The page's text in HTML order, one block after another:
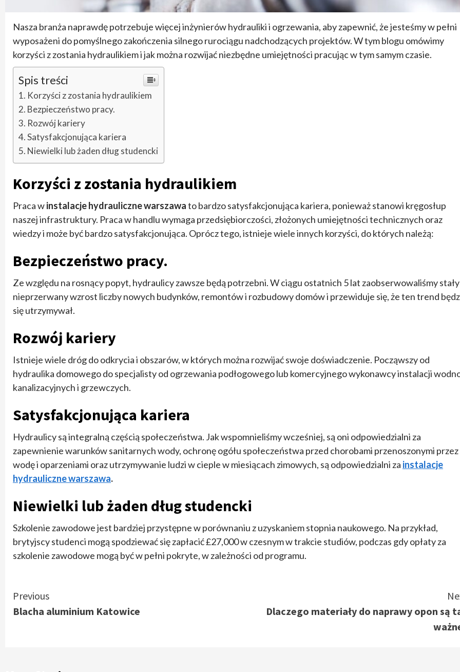
Nasza branża naprawdę potrzebuje więcej inżynierów hydrauliki i ogrzewania, aby zapewnić, że jesteśmy w pełni
wyposażeni do pomyślnego zakończenia silnego rurociągu nadchodzących projektów. W tym blogu omówimy
korzyści z zostania hydraulikiem i jak można rozwijać niezbędne umiejętności pracując w tym samym czasie.
Spis treści
Korzyści z zostania hydraulikiem
Bezpieczeństwo pracy.
Rozwój kariery
Satysfakcjonująca kariera
Niewielki lub żaden dług studencki
Korzyści z zostania hydraulikiem
Praca winstalacje hydrauliczne warszawato bardzo satysfakcjonująca kariera, ponieważ stanowi kręgosłup
naszej infrastruktury. Praca w handlu wymaga przedsiębiorczości, złożonych umiejętności technicznych oraz
wiedzy i może być bardzo satysfakcjonująca. Oprócz tego, istnieje wiele innych korzyści, do których należą:
Bezpieczeństwo pracy.
Ze względu na rosnący popyt, hydraulicy zawsze będą potrzebni. W ciągu ostatnich 5 lat zaobserwowaliśmy
nieprzerwany wzrost liczby nowych budynków, remontów i rozbudowy domów i przewiduje się, że ten trend
się utrzymywał.
Rozwój kariery
Istnieje wiele dróg do odkrycia i obszarów, w których można rozwijać swoje doświadczenie. Począwszy od
hydraulika domowego do specjalisty od ogrzewania podłogowego lub komercyjnego wykonawcy instalacji
kanalizacyjnych i grzewczych.
Satysfakcjonująca kariera
Hydraulicy są integralną częścią społeczeństwa. Jak wspomnieliśmy wcześniej, są oni odpowiedzialni za
zapewnienie warunków sanitarnych wody, ochronę ogółu społeczeństwa przed chorobami przenoszonymi przez
wodę i oparzeniami oraz utrzymywanie ludzi w cieple w miesiącach zimowych, są odpowiedzialni za instalacje
hydrauliczne warszawa.
Niewielki lub żaden dług studencki
Szkolenie zawodowe jest bardziej przystępne w porównaniu z uzyskaniem stopnia naukowego. Na przykład,
brytyjscy studenci mogą spodziewać się zapłacić £27,000 w czesnym w trakcie studiów, podczas gdy opłaty za
szkolenie zawodowe mogą być w pełni pokryte, w zależności od programu.
Continue
Reading
Previous
Blacha aluminium Katowice
Dlaczego materiały do naprawy opon są